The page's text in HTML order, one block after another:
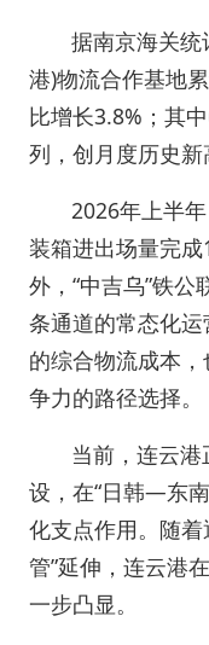
据南京海关统
港)物流合作基地
比增长3.8%；其
列，创月度历史新
2026年上半
装箱进出场量完
外，“中吉乌”铁
条通道的常态化
的综合物流成本
争力的路径选择。
当前，连云
设，在“日韩—东
化支点作用。随着
管”延伸，连云港
一步凸显。